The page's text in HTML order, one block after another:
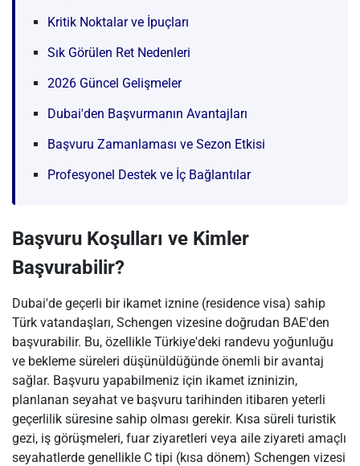
Kritik Noktalar ve İpuçları
Sık Görülen Ret Nedenleri
2026 Güncel Gelişmeler
Dubai'den Başvurmanın Avantajları
Başvuru Zamanlaması ve Sezon Etkisi
Profesyonel Destek ve İç Bağlantılar
Başvuru Koşulları ve Kimler
Başvurabilir?
Dubai'de geçerli bir ikamet iznine (residence visa) sahip
Türk vatandaşları, Schengen vizesine doğrudan BAE'den
başvurabilir. Bu, özellikle Türkiye'deki randevu yoğunluğu
ve bekleme süreleri düşünüldüğünde önemli bir avantaj
sağlar. Başvuru yapabilmeniz için ikamet izninizin,
planlanan seyahat ve başvuru tarihinden itibaren yeterli
geçerlilik süresine sahip olması gerekir. Kısa süreli turistik
gezi, iş görüşmeleri, fuar ziyaretleri veya aile ziyareti amaçlı
seyahatlerde genellikle C tipi (kısa dönem) Schengen vizesi